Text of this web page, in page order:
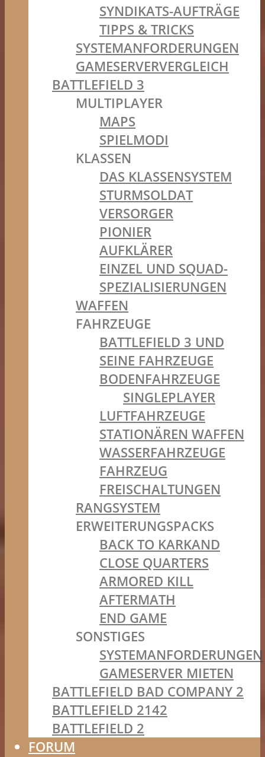
SYNDIKATS-AUFTRÄGE
TIPPS & TRICKS
SYSTEMANFORDERUNGEN
GAMESERVERVERGLEICH
BATTLEFIELD 3
MULTIPLAYER
MAPS
SPIELMODI
KLASSEN
DAS KLASSENSYSTEM
STURMSOLDAT
VERSORGER
PIONIER
AUFKLÄRER
EINZEL UND SQUAD-
SPEZIALISIERUNGEN
WAFFEN
FAHRZEUGE
BATTLEFIELD 3 UND
SEINE FAHRZEUGE
BODENFAHRZEUGE
SINGLEPLAYER
LUFTFAHRZEUGE
STATIONÄREN WAFFEN
WASSERFAHRZEUGE
FAHRZEUG
FREISCHALTUNGEN
RANGSYSTEM
ERWEITERUNGSPACKS
BACK TO KARKAND
CLOSE QUARTERS
ARMORED KILL
AFTERMATH
END GAME
SONSTIGES
SYSTEMANFORDERUNGEN
GAMESERVER MIETEN
BATTLEFIELD BAD COMPANY 2
BATTLEFIELD 2142
BATTLEFIELD 2
FORUM